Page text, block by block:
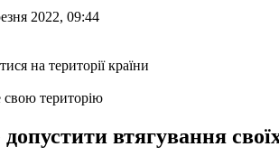
2022, 09:44
свою територію
втягування